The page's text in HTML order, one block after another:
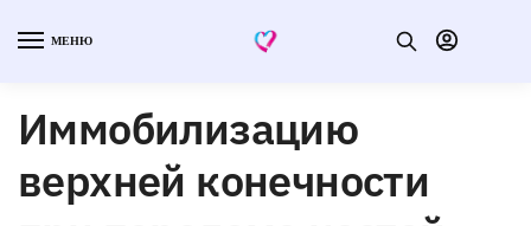
МЕНЮ
Иммобилизацию
верхней конечности